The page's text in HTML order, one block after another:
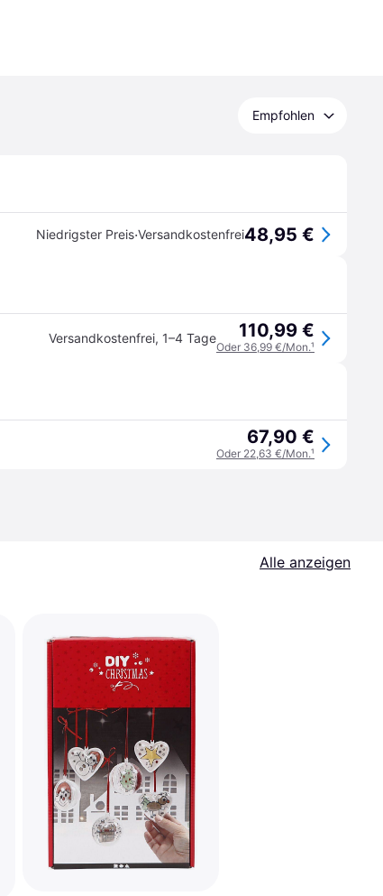
Empfohlen
Niedrigster Preis·Versandkostenfrei48,95 €
Versandkostenfrei, 1–4 Tage 110,99 €
Oder 36,99 €/Mon.¹
67,90 €
Oder 22,63 €/Mon.¹
Alle anzeigen